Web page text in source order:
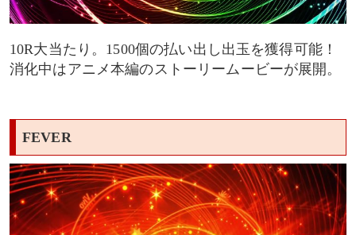
10R大当たり。1500個の払い出し出玉を獲得可能！
消化中はアニメ本編のストーリームービーが展開。
FEVER